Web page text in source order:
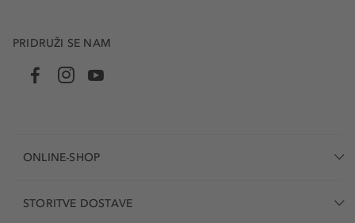
PRIDRUŽI SE NAM
ONLINE-SHOP
STORITVE DOSTAVE